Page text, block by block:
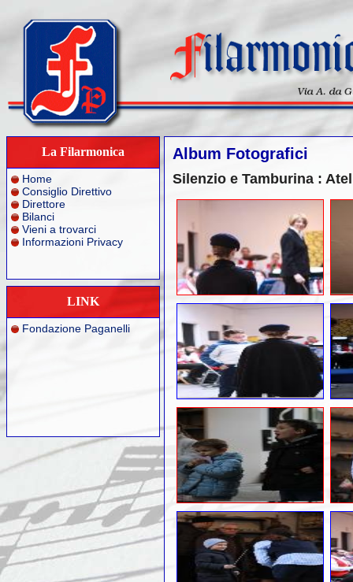
La Filarmonica
Home
Consiglio Direttivo
Direttore
Bilanci
Vieni a trovarci
Informazioni Privacy
LINK
Fondazione Paganelli
Album Fotografici
Silenzio e Tamburina :